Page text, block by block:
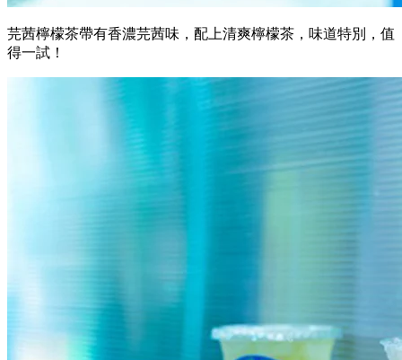
芫茜檸檬茶帶有香濃芫茜味，配上清爽檸檬茶，味道特別，值
得一試！